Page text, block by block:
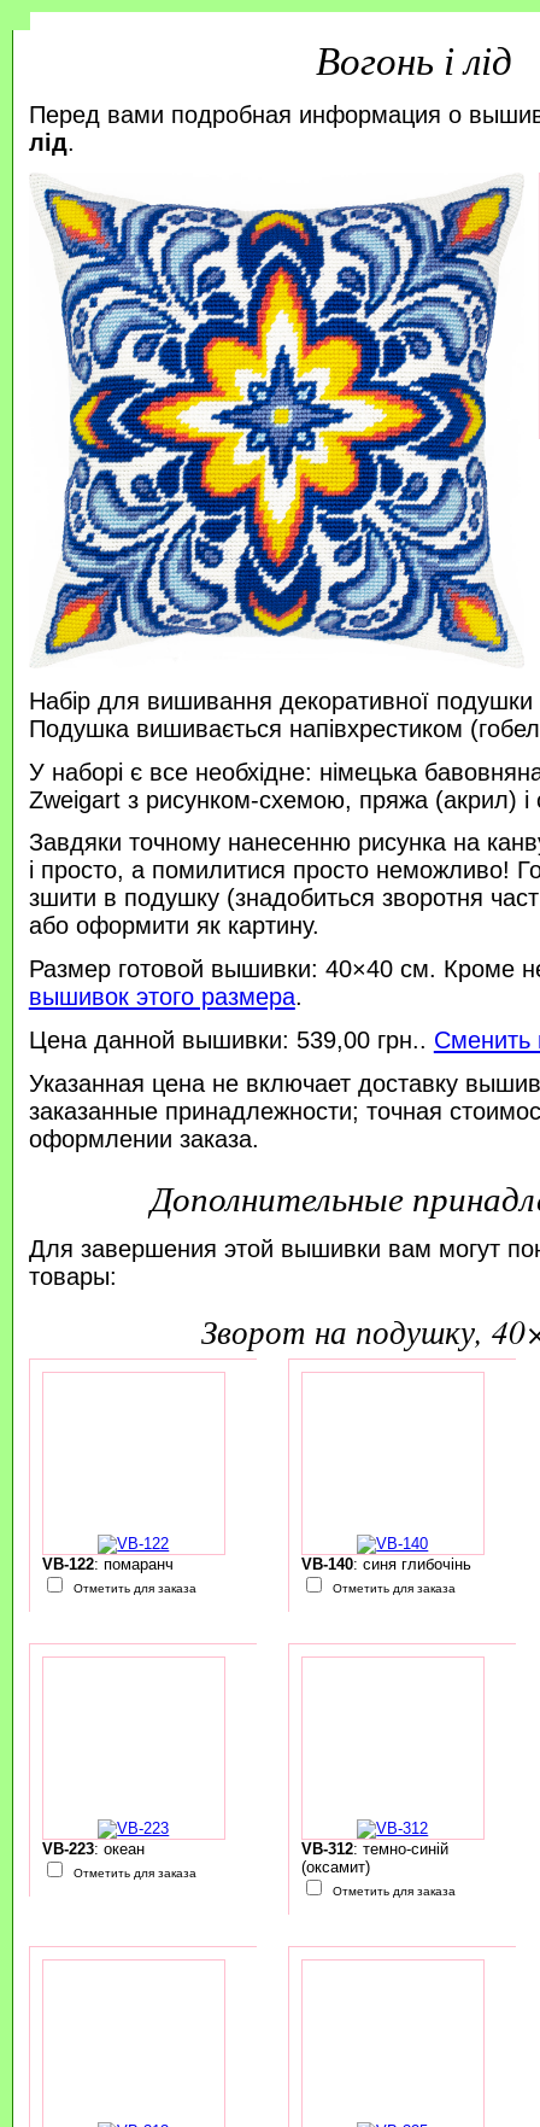
Вогонь і лід
Перед вами подробная информация о
лід.
Набір для вишивання декоративної
Подушка вишивається напівхрестиком
У наборі є все необхідне: німецька
Zweigart з рисунком-схемою, пряжа (акрил) і
Завдяки точному нанесенню рисунка на
і просто, а помилитися просто неможливо!
зшити в подушку (знадобиться зворотня
або оформити як картину.
Размер готовой вышивки: 40×40 см. Кроме
вышивок этого размера.
Цена данной вышивки: 539,00 грн.. Сменить
Указанная цена не включает доставку
заказанные принадлежности; точная
оформлении заказа.
Дополнительные
Для завершения этой вышивки вам могут
товары:
зворот на подушку,
VB-122: помаранч
Отметить для заказа
VB-140: синя глибочінь
Отметить для заказа
VB-223: океан
Отметить для заказа
VB-312: темно-синій
(оксамит)
Отметить для заказа